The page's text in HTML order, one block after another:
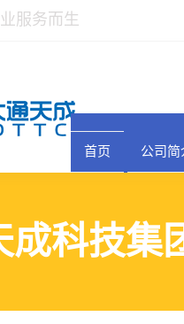
服务而生
首页 公司简
成科技集